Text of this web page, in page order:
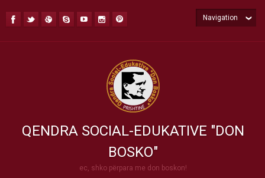
QENDRA SOCIAL-EDUKATIVE "DON
BOSKO"
ec, shko përpara me don boskon!
Navigation